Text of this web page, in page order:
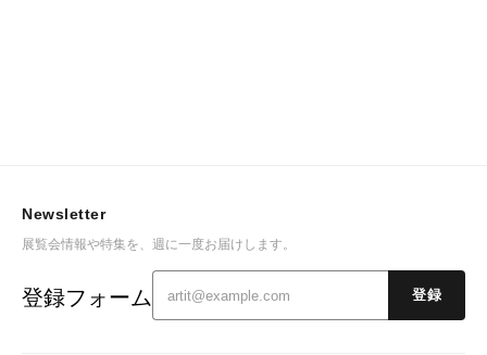
Newsletter
展覧会情報や特集を、週に一度お届けします。
登録フォーム 登録